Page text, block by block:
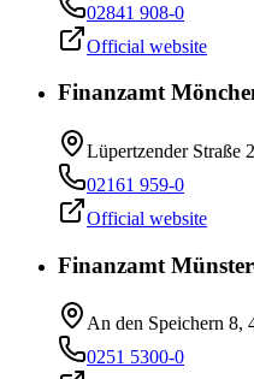
02841 908-0
Official website
Finanzamt
Lüpertzender Straße
02161 959-0
Official website
Finanzamt
An den Speichern 8,
0251 5300-0